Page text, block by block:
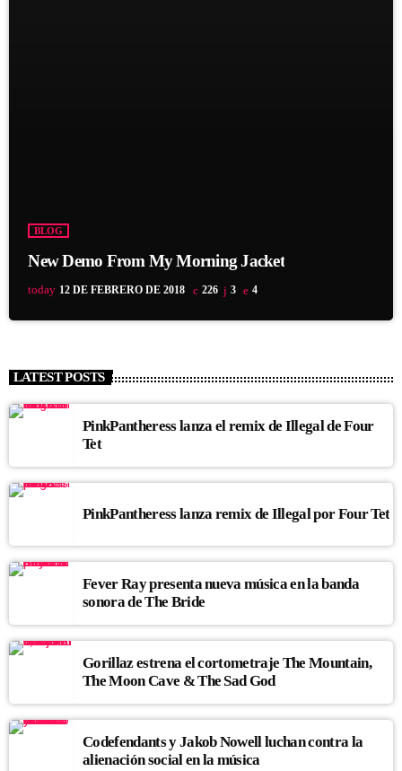
BLOG
New Demo From My Morning Jacket
today 12 DE FEBRERO DE 2018 226 3 4
LATEST POSTS
PinkPantheress lanza el remix de Illegal de Four
Tet
PinkPantheress lanza remix de Illegal por Four Tet
Fever Ray presenta nueva música en la banda
sonora de The Bride
Gorillaz estrena el cortometraje The Mountain,
The Moon Cave & The Sad God
Codefendants y Jakob Nowell luchan contra la
alienación social en la música